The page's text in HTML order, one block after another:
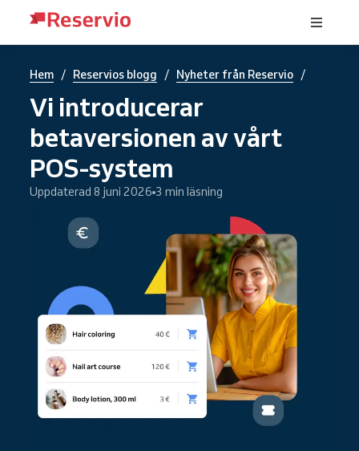
Hem / Reservios blogg / Nyheter från Reservio /
Vi introducerar
betaversionen av vårt
POS-system
Uppdaterad 8 juni 2026 3 min läsning